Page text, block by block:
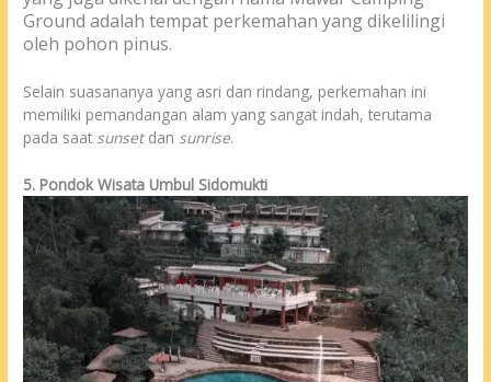
Ground adalah tempat perkemahan yang dikelilingi
oleh pohon pinus.
Selain suasananya yang asri dan rindang, perkemahan ini
memiliki pemandangan alam yang sangat indah, terutama
pada saat sunsetdan sunrise.
5. Pondok Wisata Umbul Sidomukti